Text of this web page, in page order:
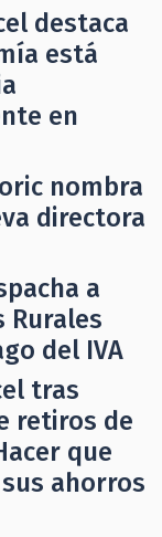
destaca
está
en
nombra
directora
a
Rurales
del IVA
tras
retiros de
que
ahorros